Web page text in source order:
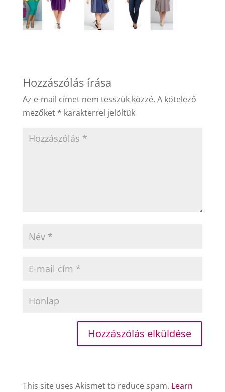
Hozzászólás írása
Az e-mail címet nem tesszük közzé. A kötelező
mezőket * karakterrel jelöltük
This site uses Akismet to reduce spam. Learn